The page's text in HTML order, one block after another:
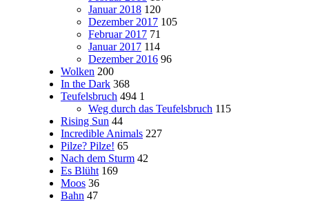
Januar 2018 120
Dezember 2017 105
Februar 2017 71
Januar 2017 114
Dezember 2016 96
Wolken 200
In the Dark 368
Teufelsbruch 494 1
Weg durch das Teufelsbruch 115
Rising Sun 44
Incredible Animals 227
Pilze? Pilze! 65
Nach dem Sturm 42
Es Blüht 169
Moos 36
Bahn 47